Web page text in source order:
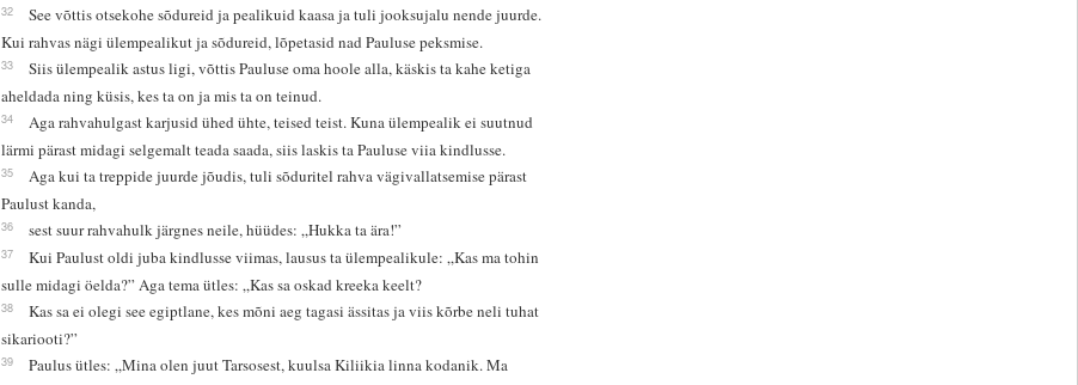
32
See võttis otsekohe sõdureid ja pealikuid kaasa ja tuli jooksujalu nende juurde.
Kui rahvas nägi ülempealikut ja sõdureid, lõpetasid nad Pauluse peksmise.
33
Siis ülempealik astus ligi, võttis Pauluse oma hoole alla, käskis ta kahe ketiga
aheldada ning küsis, kes ta on ja mis ta on teinud.
34
Aga rahvahulgast karjusid ühed ühte, teised teist. Kuna ülempealik ei suutnud
lärmi pärast midagi selgemalt teada saada, siis laskis ta Pauluse viia kindlusse.
35
Aga kui ta treppide juurde jõudis, tuli sõduritel rahva vägivallatsemise pärast
Paulust kanda,
36 sest suur rahvahulk järgnes neile, hüüdes: „Hukka ta ära!”
37
Kui Paulust oldi juba kindlusse viimas, lausus ta ülempealikule: „Kas ma tohin
sulle midagi öelda?” Aga tema ütles: „Kas sa oskad kreeka keelt?
38
Kas sa ei olegi see egiptlane, kes mõni aeg tagasi ässitas ja viis kõrbe neli tuhat
sikariooti?”
39
Paulus ütles: „Mina olen juut Tarsosest, kuulsa Kiliikia linna kodanik. Ma